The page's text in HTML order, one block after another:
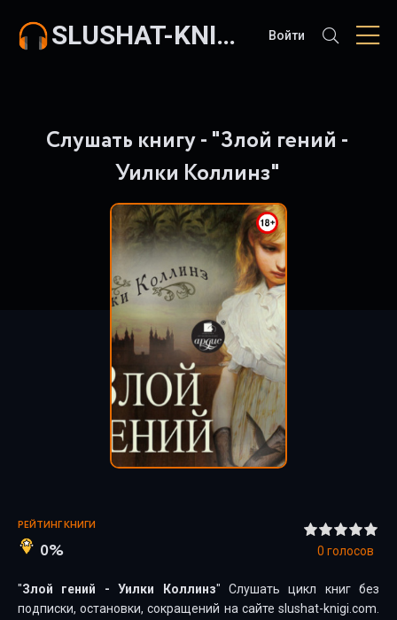
SLUSHAT-KNIGI.COM Войти
Слушать книгу - "Злой гений -
Уилки Коллинз"
РЕЙТИНГ КНИГИ
0% 0 голосов
"Злой гений - Уилки Коллинз" Слушать цикл книг без
подписки, остановки, сокращений на сайте slushat-knigi.com.